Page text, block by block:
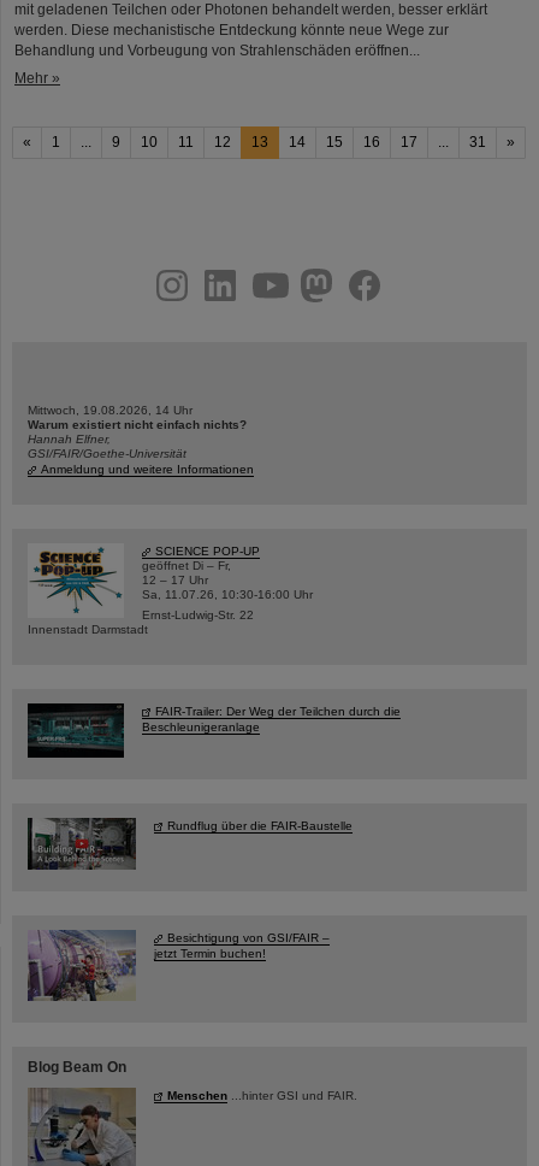
mit geladenen Teilchen oder Photonen behandelt werden, besser erklärt
werden. Diese mechanistische Entdeckung könnte neue Wege zur
Behandlung und Vorbeugung von Strahlenschäden eröffnen...
Mehr »
« 1 ... 9 10 11 12 13 14 15 16 17 ... 31 »
youtubehelmholtz.socialfacebook
Mittwoch, 19.08.2026, 14 Uhr
Warum existiert nicht einfach nichts?
Hannah Elfner,
GSI/FAIR/Goethe-Universität
Anmeldung und weitere Informationen
SCIENCE POP-UP
geöffnet Di – Fr,
12 – 17 Uhr
Sa, 11.07.26, 10:30-16:00 Uhr
Ernst-Ludwig-Str. 22
Innenstadt Darmstadt
FAIR-Trailer: Der Weg der Teilchen durch die
Beschleunigeranlage
Rundflug über die FAIR-Baustelle
Besichtigung von GSI/FAIR –
jetzt Termin buchen!
Blog Beam On
Menschen ...hinter GSI und FAIR.